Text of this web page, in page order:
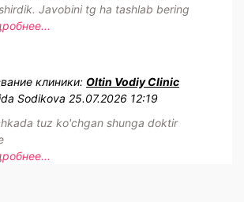
Javobini tg ha tashlab bering
клиники: Oltin Vodiy Clinic
Sodikova 25.07.2026 12:19
tuz ko'chgan shunga doktir